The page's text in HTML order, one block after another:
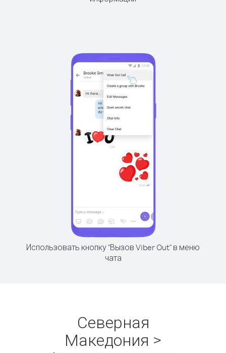
Использовать кнопку "Вызов Viber Out" в меню
чата
Северная
Македония >